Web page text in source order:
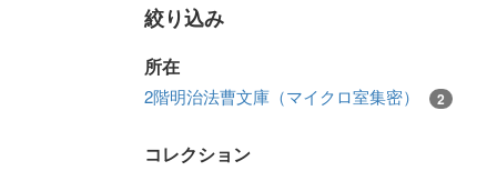
絞り込み
所在
2階明治法曹文庫（マイクロ室集密） 2
コレクション